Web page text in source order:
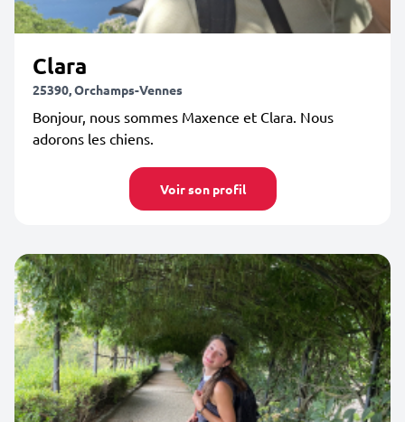
Clara
25390, Orchamps-Vennes
Bonjour, nous sommes Maxence et Clara. Nous
adorons les chiens.
Voir son profil